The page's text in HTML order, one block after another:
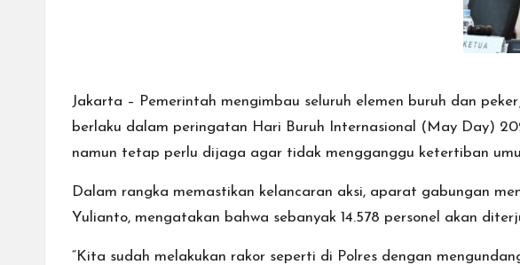
Jakarta – Pemerintah mengimbau seluruh elemen buruh dan
berlaku dalam peringatan Hari Buruh Internasional (May Day)
namun tetap perlu dijaga agar tidak mengganggu ketertiban
Dalam rangka memastikan kelancaran aksi, aparat gabungan
Yulianto, mengatakan bahwa sebanyak 14.578 personel akan
“Kita sudah melakukan rakor seperti di Polres dengan